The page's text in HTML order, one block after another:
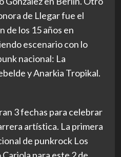
de Llegar fue el
de los 15 años en
escenario con lo
nacional: La
y Anarkia Tropikal.
3 fechas para celebrar
artística. La primera
de punkrock Los